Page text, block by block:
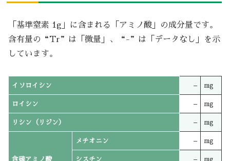
「基準窒素 1g」に含まれる「アミノ酸」の成分量です。
含有量の“Tr”は「微量」、“-”は「データなし」を示
しています。
イソロイシン – mg
ロイシン – mg
リシン（リジン） – mg
含硫アミノ酸
メチオニン – mg
シスチン – mg